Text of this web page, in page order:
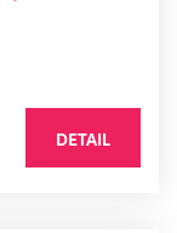
DETAIL